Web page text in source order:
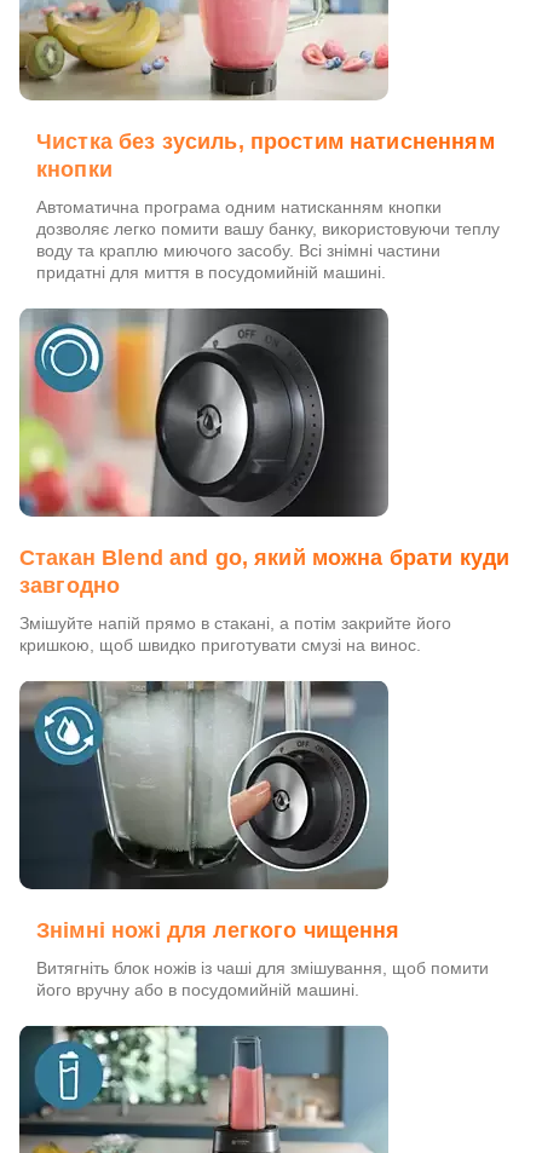
Чистка без зусиль, простим натисненням
кнопки
Автоматична програма одним натисканням кнопки
дозволяє легко помити вашу банку, використовуючи теплу
воду та краплю миючого засобу. Всі знімні частини
придатні для миття в посудомийній машині.
Стакан Blend and go, який можна брати куди
завгодно
Змішуйте напій прямо в стакані, а потім закрийте його
кришкою, щоб швидко приготувати смузі на винос.
Знімні ножі для легкого чищення
Витягніть блок ножів із чаші для змішування, щоб помити
його вручну або в посудомийній машині.